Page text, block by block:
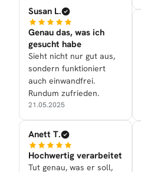
Susan L.
Genau das, was ich
gesucht habe
Sieht nicht nur gut aus,
sondern funktioniert
auch einwandfrei.
Rundum zufrieden.
21.05.2025
Anett T.
Hochwertig verarbeitet
Tut genau, was er soll,